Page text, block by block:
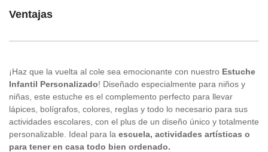
Ventajas
¡Haz que la vuelta al cole sea emocionante con nuestro Estuche
Infantil Personalizado! Diseñado especialmente para niños y
niñas, este estuche es el complemento perfecto para llevar
lápices, bolígrafos, colores, reglas y todo lo necesario para sus
actividades escolares, con el plus de un diseño único y totalmente
personalizable. Ideal para la escuela, actividades artísticas o
para tener en casa todo bien ordenado.